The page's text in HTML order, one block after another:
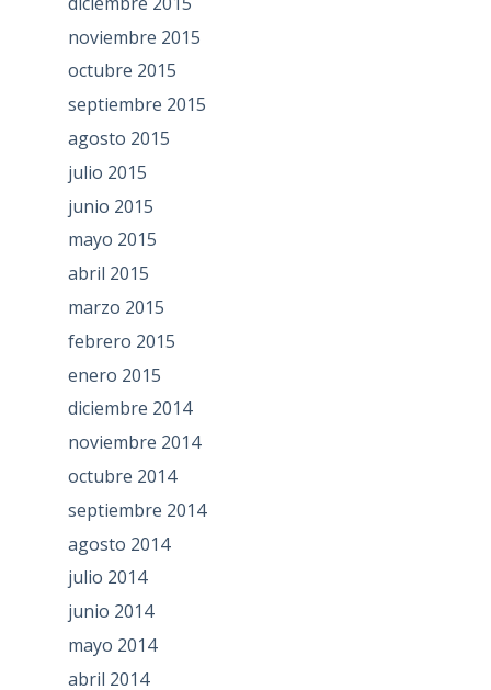
noviembre 2015
octubre 2015
septiembre 2015
agosto 2015
julio 2015
junio 2015
mayo 2015
abril 2015
marzo 2015
febrero 2015
enero 2015
diciembre 2014
noviembre 2014
octubre 2014
septiembre 2014
agosto 2014
julio 2014
junio 2014
mayo 2014
abril 2014